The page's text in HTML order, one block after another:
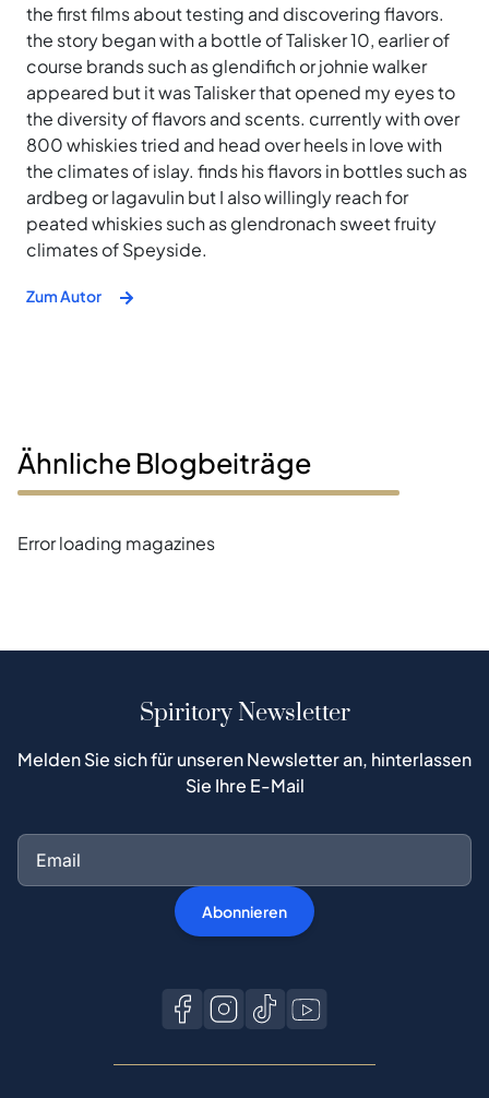
the first films about testing and discovering flavors.
the story began with a bottle of Talisker 10, earlier of
course brands such as glendifich or johnie walker
appeared but it was Talisker that opened my eyes to
the diversity of flavors and scents. currently with over
800 whiskies tried and head over heels in love with
the climates of islay. finds his flavors in bottles such as
ardbeg or lagavulin but I also willingly reach for
peated whiskies such as glendronach sweet fruity
climates of Speyside.
Zum Autor
Ähnliche Blogbeiträge
Error loading magazines
Spiritory Newsletter
Melden Sie sich für unseren Newsletter an, hinterlassen
Sie Ihre E-Mail
Abonnieren